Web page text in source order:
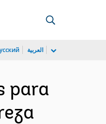
العربية
para